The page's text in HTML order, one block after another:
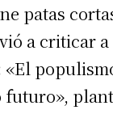
patas
a criticar
futuro»,